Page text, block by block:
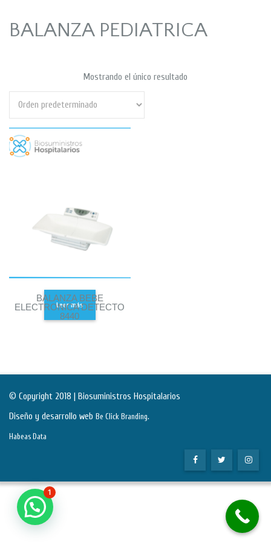
BALANZA PEDIATRICA
Mostrando el único resultado
BALANZA BEBE
ELECTRONICA DETECTO
8440
Leer más
© Copyright 2018 | Biosuministros Hospitalarios
Diseño y desarrollo web Be Click Branding.
Habeas Data
1